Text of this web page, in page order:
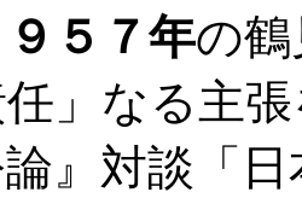
９５７年の
」なる主
論』対談「